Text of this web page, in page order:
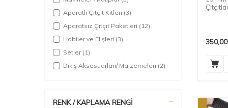
Aparatlı Çıtçıt Kitleri (3)
Aparatsız Çıtçıt Paketleri (12)
Hobiler ve Elişleri (3)
Setler (1)
Dikiş Aksesuarları/ Malzemeleri (2)
RENK / KAPLAMA RENGİ
350,00